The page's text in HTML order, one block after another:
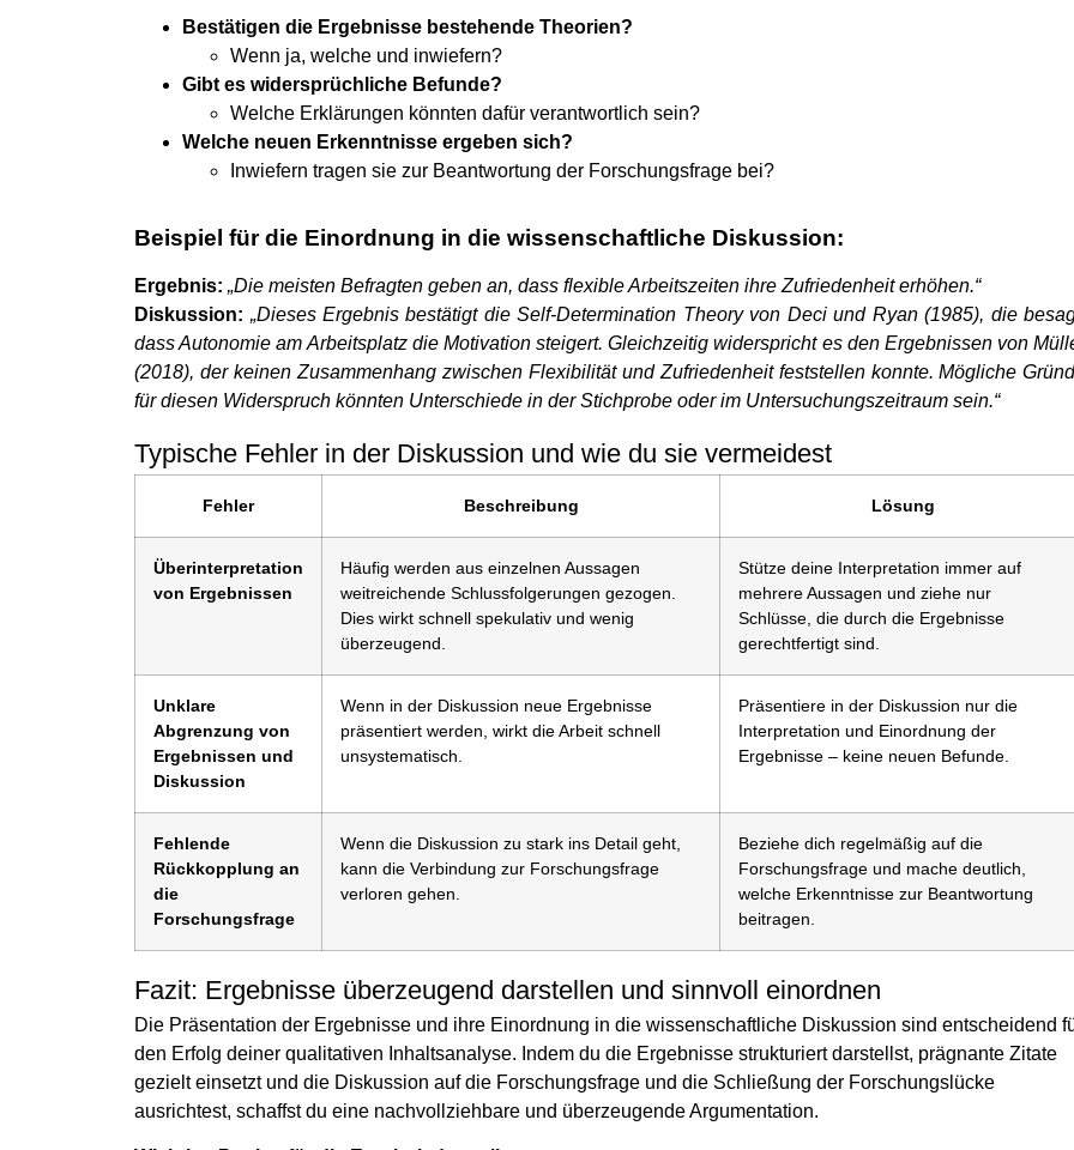
Bestätigen die Ergebnisse bestehende Theorien?
Wenn ja, welche und inwiefern?
Gibt es widersprüchliche Befunde?
Welche Erklärungen könnten dafür verantwortlich sein?
Welche neuen Erkenntnisse ergeben sich?
Inwiefern tragen sie zur Beantwortung der Forschungsfrage bei?
Beispiel für die Einordnung in die wissenschaftliche Diskussion:
Ergebnis: „Die meisten Befragten geben an, dass flexible Arbeitszeiten ihre Zufriedenheit erhöhen.“
Diskussion: „Dieses Ergebnis bestätigt die Self-Determination Theory von Deci und Ryan (1985), die
dass Autonomie am Arbeitsplatz die Motivation steigert. Gleichzeitig widerspricht es den Ergebnissen von
(2018), der keinen Zusammenhang zwischen Flexibilität und Zufriedenheit feststellen konnte. Mögliche
für diesen Widerspruch könnten Unterschiede in der Stichprobe oder im Untersuchungszeitraum sein.“
Typische Fehler in der Diskussion und wie du sie vermeidest
Fehler Beschreibung Lösung
Überinterpretation
von Ergebnissen
Häufig werden aus einzelnen Aussagen
weitreichende Schlussfolgerungen gezogen.
Dies wirkt schnell spekulativ und wenig
überzeugend.
Stütze deine Interpretation immer auf
mehrere Aussagen und ziehe nur
Schlüsse, die durch die Ergebnisse
gerechtfertigt sind.
Unklare
Abgrenzung von
Ergebnissen und
Diskussion
Wenn in der Diskussion neue Ergebnisse
präsentiert werden, wirkt die Arbeit schnell
unsystematisch.
Präsentiere in der Diskussion nur die
Interpretation und Einordnung der
Ergebnisse – keine neuen Befunde.
Fehlende
Rückkopplung an
die
Forschungsfrage
Wenn die Diskussion zu stark ins Detail geht,
kann die Verbindung zur Forschungsfrage
verloren gehen.
Beziehe dich regelmäßig auf die
Forschungsfrage und mache deutlich,
welche Erkenntnisse zur Beantwortung
beitragen.
Fazit: Ergebnisse überzeugend darstellen und sinnvoll einordnen
Die Präsentation der Ergebnisse und ihre Einordnung in die wissenschaftliche Diskussion sind entscheidend
den Erfolg deiner qualitativen Inhaltsanalyse. Indem du die Ergebnisse strukturiert darstellst, prägnante Zitate
gezielt einsetzt und die Diskussion auf die Forschungsfrage und die Schließung der Forschungslücke
ausrichtest, schaffst du eine nachvollziehbare und überzeugende Argumentation.